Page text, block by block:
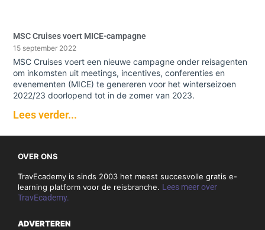
MSC Cruises voert MICE-campagne
15 september 2022
MSC Cruises voert een nieuwe campagne onder reisagenten
om inkomsten uit meetings, incentives, conferenties en
evenementen (MICE) te genereren voor het winterseizoen
2022/23 doorlopend tot in de zomer van 2023.
Lees verder...
OVER ONS
TravEcademy is sinds 2003 het meest succesvolle gratis e-
learning platform voor de reisbranche. Lees meer over
TravEcademy.
ADVERTEREN